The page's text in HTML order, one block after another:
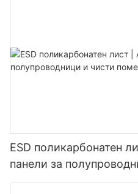
ESD поликарбонатен
панели за
помещения